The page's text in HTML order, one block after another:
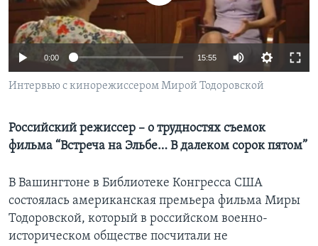
Learning English
СОЦИАЛЬНЫЕ СЕТИ
Языки
0:00 15:55
Интервью с кинорежиссером Мирой Тодоровской
Российский режиссер – о трудностях съемок
фильма “Встреча на Эльбе… В далеком сорок пятом”
В Вашингтоне в Библиотеке Конгресса США
состоялась американская премьера фильма Миры
Тодоровской, который в российском военно-
историческом обществе посчитали не